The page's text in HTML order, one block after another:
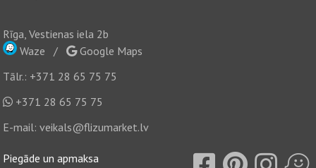
Rīga, Vestienas iela 2b
Waze /
Google Maps
Tālr.: +371 28 65 75 75
+371 28 65 75 75
E-mail:veikals@flizumarket.lv
Piegāde un apmaksa